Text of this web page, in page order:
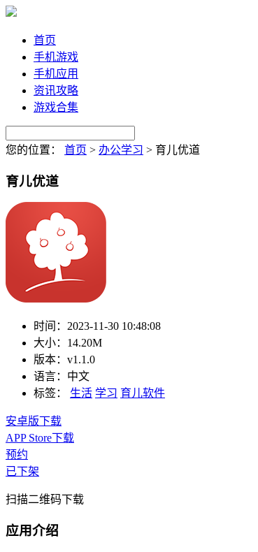
首页
手机游戏
手机应用
资讯攻略
游戏合集
您的位置： 首页 > 办公学习 > 育儿优道
育儿优道
时间： 2023-11-30 10:48:08
大小： 14.20M
版本： v1.1.0
语言： 中文
标签：
生活 学习 育儿软件
安卓版下载
APP Store下载
预约
已下架
扫描二维码下载
应用介绍